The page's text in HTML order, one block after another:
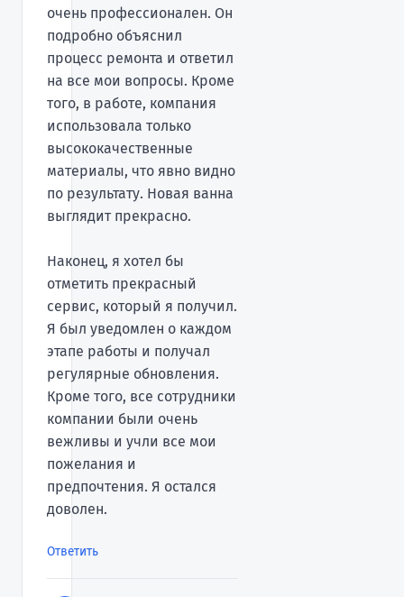
очень профессионален. Он
подробно объяснил
процесс ремонта и ответил
на все мои вопросы. Кроме
того, в работе, компания
использовала только
высококачественные
материалы, что явно видно
по результату. Новая ванна
выглядит прекрасно.
Наконец, я хотел бы
отметить прекрасный
сервис, который я получил.
Я был уведомлен о каждом
этапе работы и получал
регулярные обновления.
Кроме того, все сотрудники
компании были очень
вежливы и учли все мои
пожелания и
предпочтения. Я остался
доволен.
Ответить